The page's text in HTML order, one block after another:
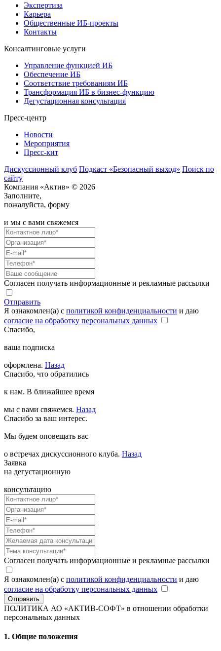
Экспертиза
Карьера
Общественные ИБ-проекты
Контакты
Консалтинговые услуги
Управление функцией ИБ
Обеспечение ИБ
Соответствие требованиям ИБ
Трансформация ИБ в бизнес-функцию
Дегустационная консультация
Пресс-центр
Новости
Мероприятия
Пресс-кит
Дискуссионный клуб Подкаст «Безопасный выход» Поиск по
сайту
Компания «Актив» © 2026
Заполните,
пожалуйста, форму
и мы с вами свяжемся
Согласен получать информационные и рекламные рассылки
Отправить
Я ознакомлен(а) с политикой конфиденциальности и даю
согласие на обработку персональных данных
Спасибо,
ваша подписка
оформлена. Назад
Спасибо, что обратились
к нам. В ближайшее время
мы с вами свяжемся. Назад
Спасибо за ваш интерес.
Мы будем оповещать вас
о встречах дискуссионного клуба. Назад
Заявка
на дегустационную
консультацию
Согласен получать информационные и рекламные рассылки
Я ознакомлен(а) с политикой конфиденциальности и даю
согласие на обработку персональных данных
Отправить
ПОЛИТИКА АО «АКТИВ-СОФТ» в отношении обработки
персональных данных
1. Общие положения